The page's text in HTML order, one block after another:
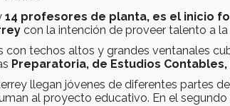
14 profesores de planta, es el inicio
con la intención de proveer talento a
con techos altos y grandes ventanales
Preparatoria, de Estudios
llegan jóvenes de diferentes partes
al proyecto educativo. En el